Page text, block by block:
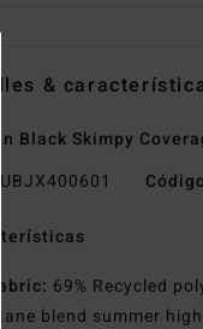
&
Black Skimpy
UBJX400601
Fabric: 69% Recycled
blend summer